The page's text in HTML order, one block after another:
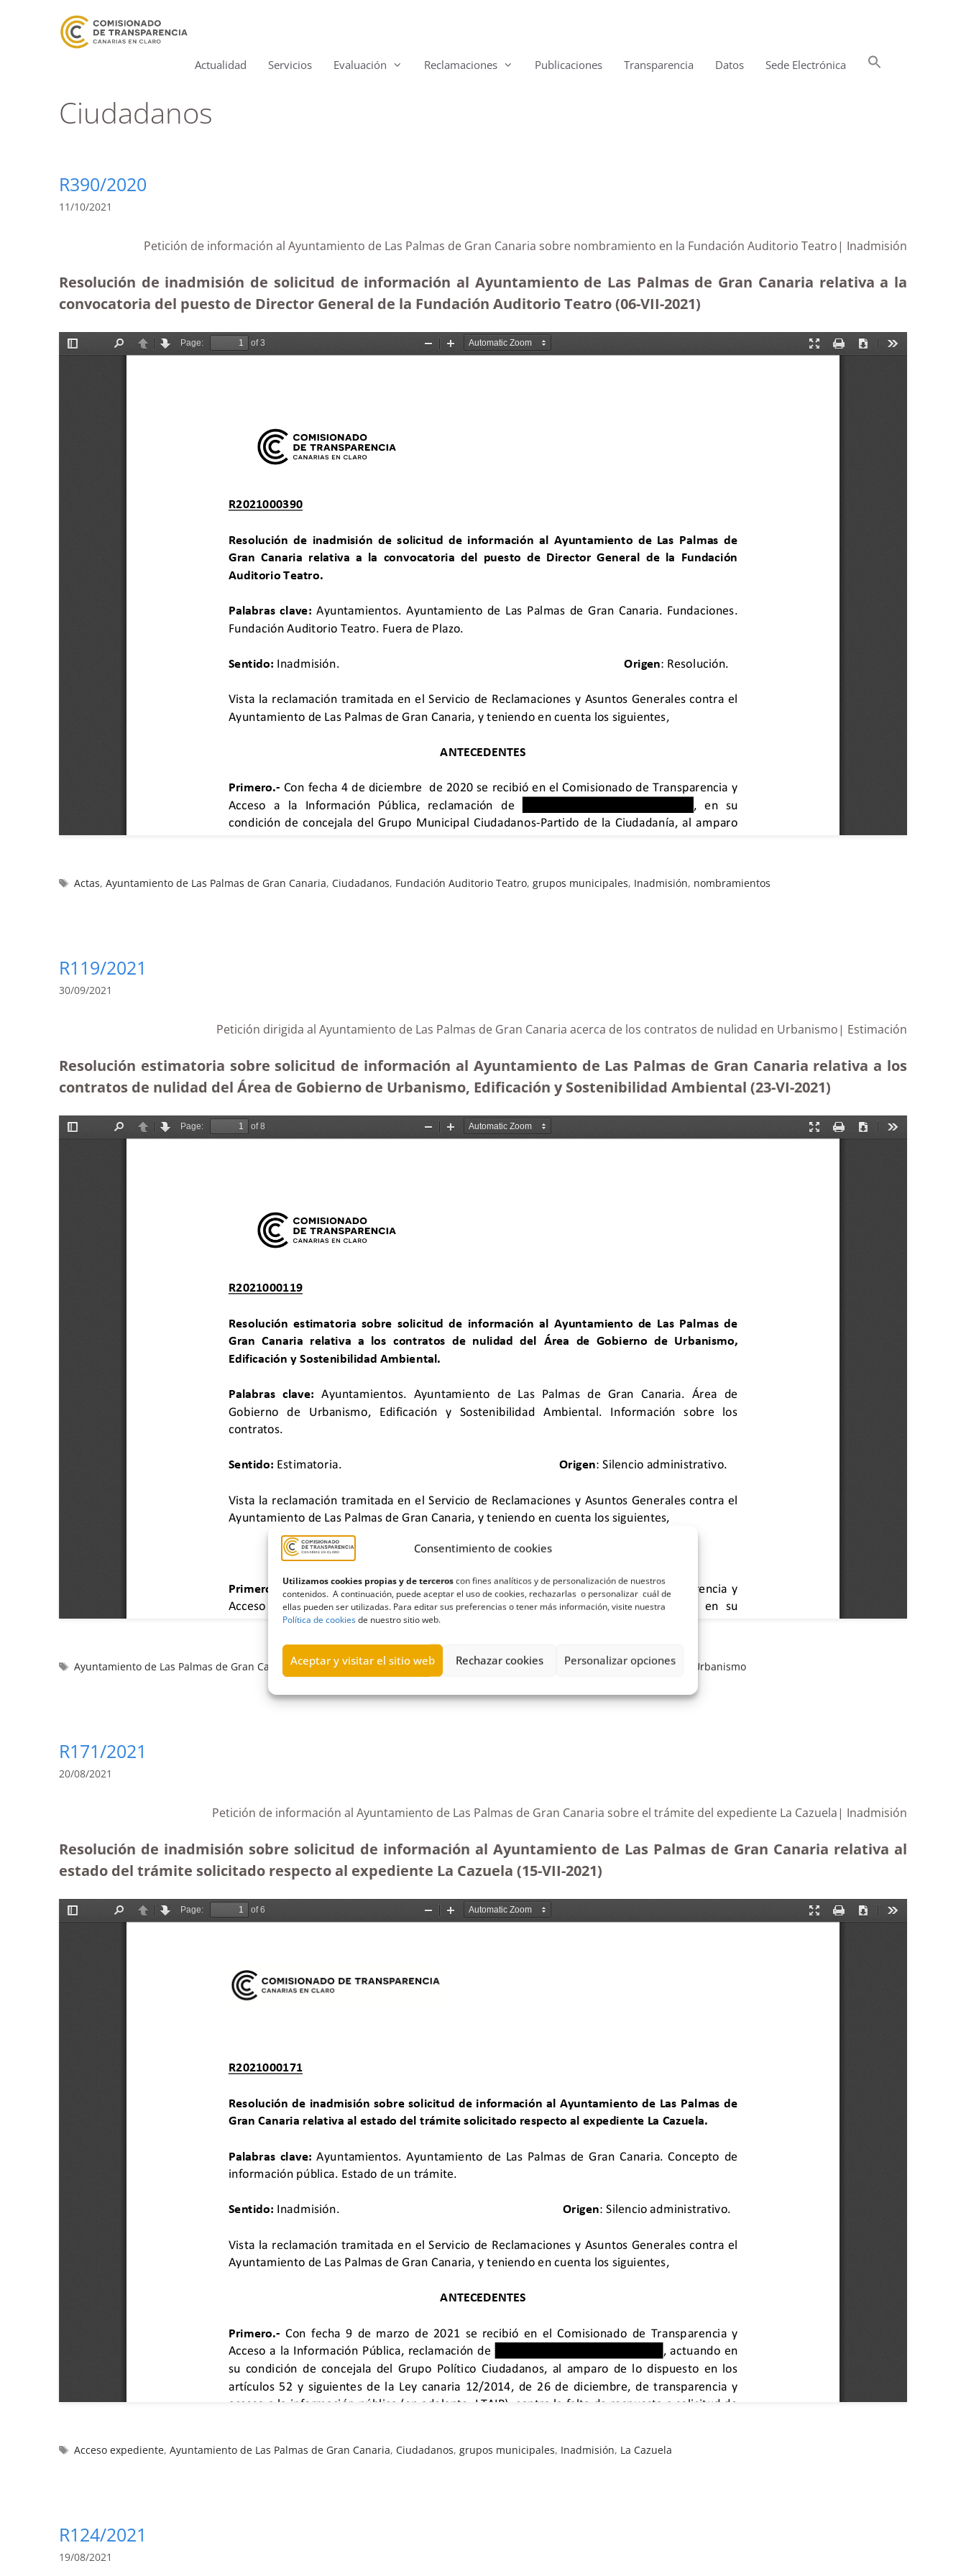
Consentimiento de cookies
Utilizamos cookies propias y de terceroscon fines analíticos y de personalización de nuestros
contenidos. A continuación, puede aceptar el uso de cookies, rechazarlas o personalizar cuál de
ellas pueden ser utilizadas. Para editar sus preferencias o tener más información, visite nuestra
Política de cookiesde nuestro sitio web.
Aceptar y visitar el sitio web Rechazar cookies Personalizar opciones
Actualidad Servicios Evaluación Reclamaciones Publicaciones Transparencia Datos Sede Electrónica
Ciudadanos
R390/2020
11/10/2021
Petición de información al Ayuntamiento de Las Palmas de Gran Canaria sobre nombramiento en la Fundación Auditorio Teatro| Inadmisión
Resolución de inadmisión de solicitud de información al Ayuntamiento de Las Palmas de Gran Canaria relativa a la
convocatoria del puesto de Director General de la Fundación Auditorio Teatro (06-VII-2021)
Actas,Ayuntamiento de Las Palmas de Gran Canaria,Ciudadanos, Fundación Auditorio Teatro,grupos municipales, Inadmisión, nombramientos
R119/2021
30/09/2021
Petición dirigida al Ayuntamiento de Las Palmas de Gran Canaria acerca de los contratos de nulidad en Urbanismo| Estimación
Resolución estimatoria sobre solicitud de información al Ayuntamiento de Las Palmas de Gran Canaria relativa a los
contratos de nulidad del Área de Gobierno de Urbanismo, Edificación y Sostenibilidad Ambiental (23-VI-2021)
Ayuntamiento de Las Palmas de Gran Canaria,Ciudadanos,Contratos ,Estimación,grupos municipales,nulidad,sostenibilidad Urbanismo
R171/2021
20/08/2021
Petición de información al Ayuntamiento de Las Palmas de Gran Canaria sobre el trámite del expediente La Cazuela| Inadmisión
Resolución de inadmisión sobre solicitud de información al Ayuntamiento de Las Palmas de Gran Canaria relativa al
estado del trámite solicitado respecto al expediente La Cazuela (15-VII-2021)
Acceso expediente,Ayuntamiento de Las Palmas de Gran Canaria,Ciudadanos,grupos municipales, Inadmisión, La Cazuela
R124/2021
19/08/2021